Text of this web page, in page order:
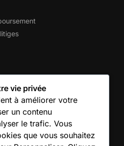
vie privée
à améliorer votre
un contenu
le trafic. Vous
que vous souhaitez